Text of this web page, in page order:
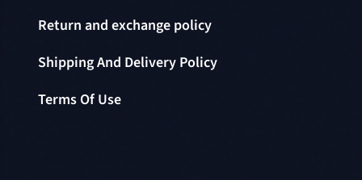
Return and exchange policy
Shipping And Delivery Policy
Terms Of Use